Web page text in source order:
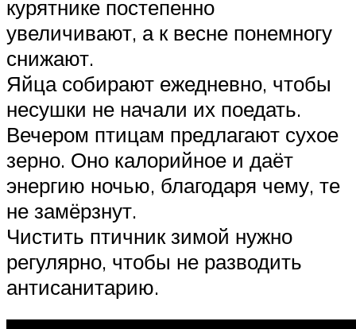
курятнике постепенно
увеличивают, а к весне понемногу
снижают.
Яйца собирают ежедневно, чтобы
несушки не начали их поедать.
Вечером птицам предлагают сухое
зерно. Оно калорийное и даёт
энергию ночью, благодаря чему, те
не замёрзнут.
Чистить птичник зимой нужно
регулярно, чтобы не разводить
антисанитарию.